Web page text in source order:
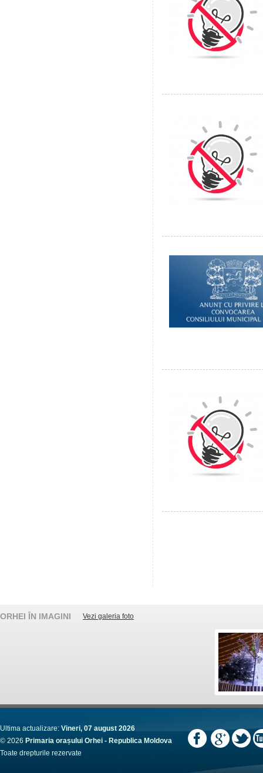
ORHEI ÎN IMAGINI Vezi galeria foto
Ultima actualizare: Vineri, 07 august 2026
© 2026 Primaria orașului Orhei - Republica Moldova
Toate drepturile rezervate